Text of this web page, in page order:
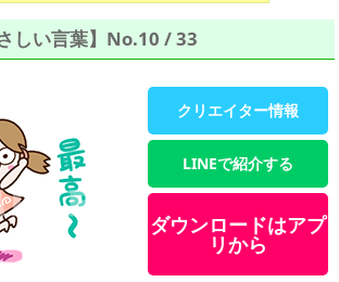
しい言葉】No.10 / 33
クリエイター情報
LINEで紹介する
ダウンロードはアプ
リから